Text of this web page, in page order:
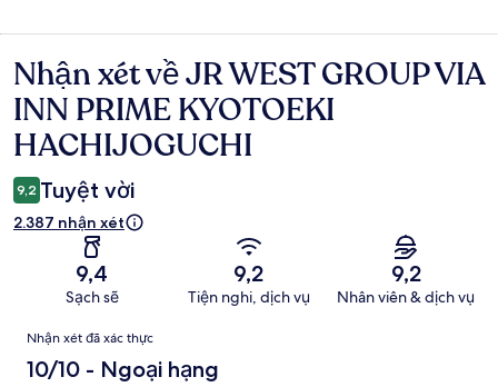
Nhận
xét
Nhận xét về JR WEST GROUP VIA
INN PRIME KYOTOEKI
HACHIJOGUCHI
9,2 Tuyệt vời
2.387 nhận xét
9,4
Sạch sẽ
9,2
Tiện nghi, dịch vụ
9,2
Nhân viên & dịch vụ
Nhận
xét
Nhận xét đã xác thực
10/10 - Ngoại hạng